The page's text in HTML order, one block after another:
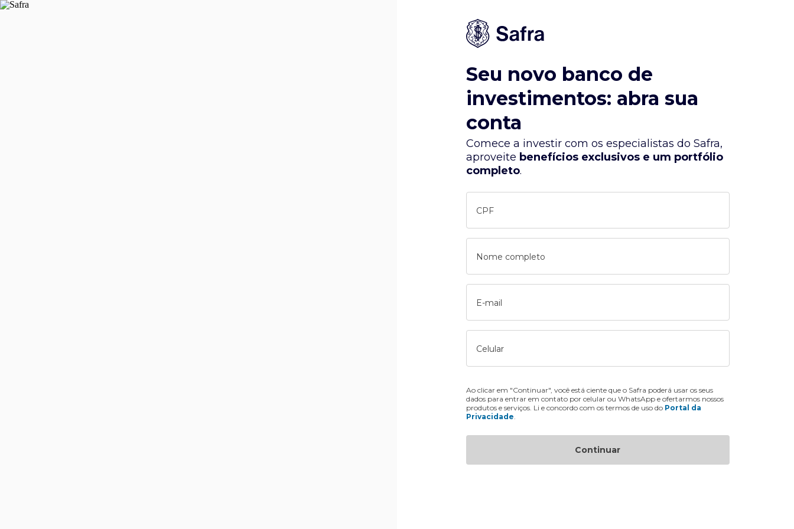
Seu novo banco de
investimentos: abra sua
conta
Comece a investir com os especialistas do Safra,
aproveite benefícios exclusivos e um portfólio
completo.
CPF
Nome completo
E-mail
Celular
Ao clicar em "Continuar", você está ciente que o Safra poderá usar os seus
dados para entrar em contato por celular ou WhatsApp e ofertarmos nossos
produtos e serviços. Li e concordo com os termos de uso do Portal da
Privacidade
Continuar